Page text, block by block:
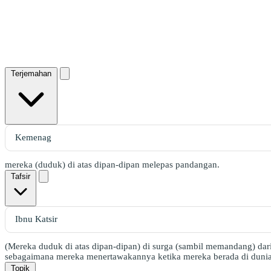
Terjemahan
mereka (duduk) di atas dipan-dipan melepas pandangan.
Tafsir
(Mereka duduk di atas dipan-dipan) di surga (sambil memandang)
sebagaimana mereka menertawakannya ketika mereka berada di
Topik